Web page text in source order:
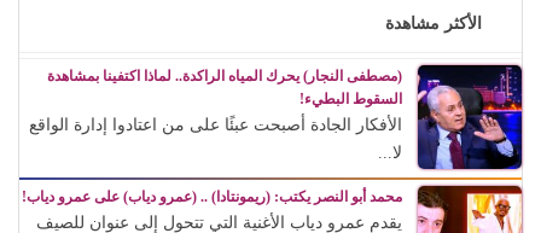
الأكثر مشاهدة
(مصطفى النجار) يحرك المياه الراكدة.. لماذا اكتفينا بمشاهدة
السقوط البطيء!
الأفكار الجادة أصبحت عبئًا على من اعتادوا إدارة الواقع
لا...
محمد أبو النصر يكتب: (ريمونتادا) .. (عمرو دياب) على عمرو دياب!
يقدم عمرو دياب الأغنية التي تتحول إلى عنوان للصيف